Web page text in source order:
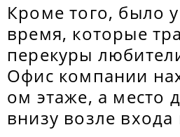
Кроме того, было
время, которые
перекуры
Офис компании
ом этаже, а место
внизу возле входа